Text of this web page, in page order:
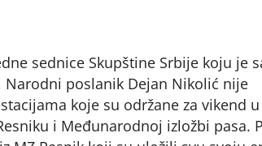
sednice Skupštine Srbije koju je
Narodni poslanik Dejan Nikolić nije
koje su održane za vikend u
i Međunarodnoj izložbi pasa.